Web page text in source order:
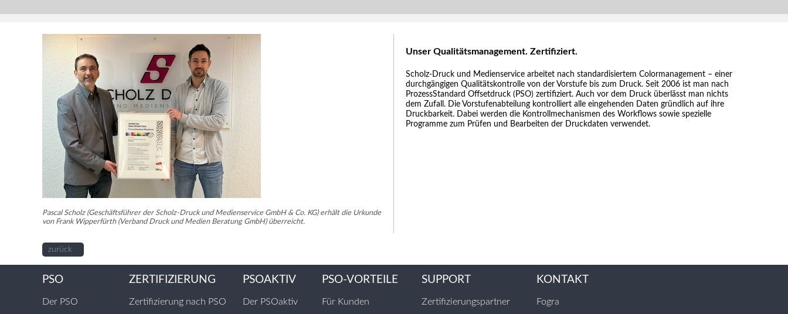
Pascal Scholz (Geschäftsführer der Scholz-Druck und Medienservice GmbH & Co. KG) erhält die Urkunde
von Frank Wipperfürth (Verband Druck und Medien Beratung GmbH) überreicht.
Unser Qualitätsmanagement. Zertifiziert.
Scholz-Druck und Medienservice arbeitet nach standardisiertem Color­management – einer
durch­gängigen Qualitätskontrolle von der Vorstufe bis zum Druck. Seit 2006 ist man nach
Prozess­Standard Offsetdruck (PSO) zertifiziert. Auch vor dem Druck überlässt man nichts
dem Zufall. Die Vorstufenabteilung kontrolliert alle eingehenden Daten gründlich auf ihre
Druckbarkeit. Dabei werden die Kontrollmechanismen des Workflows sowie spezielle
Programme zum Prüfen und Bearbeiten der Druckdaten verwendet.
zurück
PSO
Der PSO
ZERTIFIZIERUNG
Zertifizierung nach PSO
PSOAKTIV
Der PSOaktiv
PSO-VORTEILE
Für Kunden
SUPPORT
Zertifizierungspartner
KONTAKT
Fogra